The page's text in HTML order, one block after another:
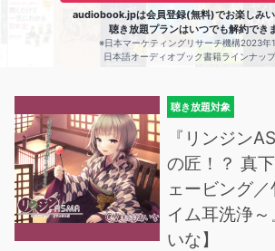
audiobook.jpは会員登録(無料)でお楽しみい
聴き放題プランはいつでも解約でき
※日本マーケティングリサーチ機構2023年
日本語オーディオブック書籍ラインナッ
聴き放題対象
『リンジン
の匠！？ 真
ェービング
イム耳洗浄
いな】